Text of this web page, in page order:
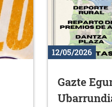
12/05/2026
Gazte